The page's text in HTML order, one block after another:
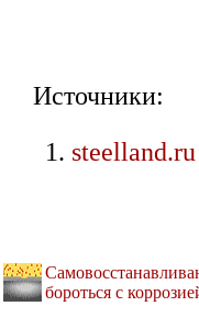
Источники:
steelland.ru
бороться с